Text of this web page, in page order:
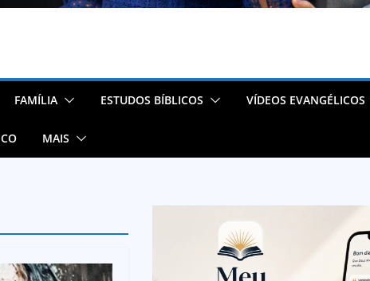
FAMÍLIA ESTUDOS BÍBLICOS VÍDEOS EVANGÉLICOS
MAIS